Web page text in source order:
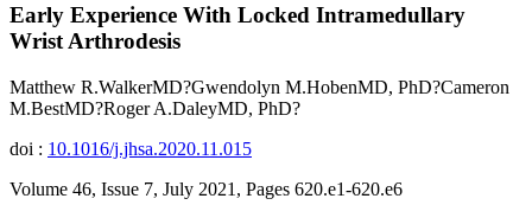
Early Experience With Locked Intramedullary
Wrist Arthrodesis
Matthew R.WalkerMD?Gwendolyn M.HobenMD, PhD?Cameron
M.BestMD?Roger A.DaleyMD, PhD?
doi : 10.1016/j.jhsa.2020.11.015
Volume 46, Issue 7, July 2021, Pages 620.e1-620.e6